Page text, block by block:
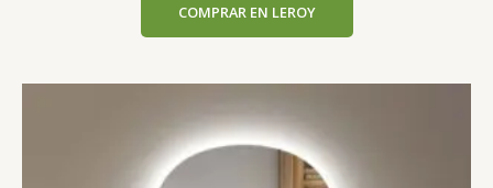
COMPRAR EN LEROY